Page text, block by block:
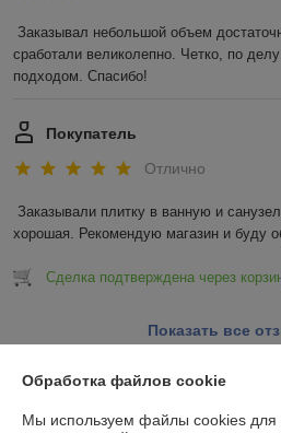
Заказывал небольшой объем
сработали великолепно. Четко, по
подходом. Спасибо!
Покупатель
Отлично
Заказывали плитку в ванную и
хорошая. Рекомендую магазин и буду
Сделка подтверждена через
Показать все
Обработка файлов cookie
Мы используем файлы cookies для